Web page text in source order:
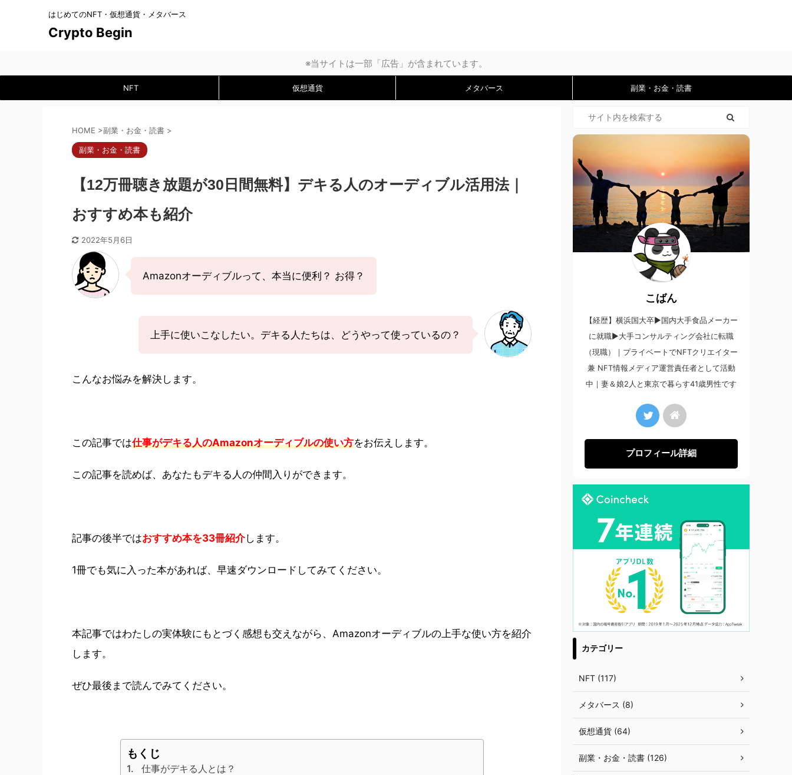
はじめてのNFT・仮想通貨・メタバース
Crypto Begin
※当サイトは一部「広告」が含まれています。
NFT 仮想通貨 メタバース 副業・お金・読書
HOME >副業・お金・読書 >
副業・お金・読書
【12万冊聴き放題が30日間無料】デキる人のオーディブル活用法｜
おすすめ本も紹介
2022年5月6日
Amazonオーディブルって、本当に便利？ お得？
上手に使いこなしたい。デキる人たちは、どうやって使っているの？
こんなお悩みを解決します。
この記事では仕事がデキる人のAmazonオーディブルの使い方をお伝えします。
この記事を読めば、あなたもデキる人の仲間入りができます。
記事の後半ではおすすめ本を33冊紹介します。
1冊でも気に入った本があれば、早速ダウンロードしてみてください。
本記事ではわたしの実体験にもとづく感想も交えながら、Amazonオーディブルの上手な使い方を紹介
します。
ぜひ最後まで読んでみてください。
もくじ
仕事がデキる人とは？
こばん
【経歴】横浜国大卒▶︎国内大手食品メーカー
に就職▶︎大手コンサルティング会社に転職
（現職）｜プライベートでNFTクリエイター
兼 NFT情報メディア運営責任者として活動
中｜妻＆娘2人と東京で暮らす41歳男性です
プロフィール詳細
カテゴリー
NFT (117)
メタバース (8)
仮想通貨 (64)
副業・お金・読書 (126)